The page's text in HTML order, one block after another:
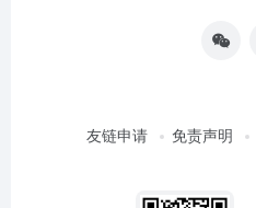
友链申请 免责声明